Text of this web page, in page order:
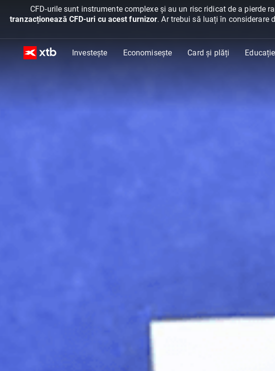
CFD-urile sunt instrumente complexe și au un risc ridicat de a pierde
tranzacționează CFD-uri cu acest furnizor. Ar trebui să luați în considerare
Investește Economisește Card și plăți Educație